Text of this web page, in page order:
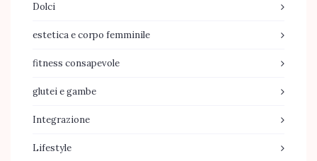
Dolci
estetica e corpo femminile
fitness consapevole
glutei e gambe
Integrazione
Lifestyle